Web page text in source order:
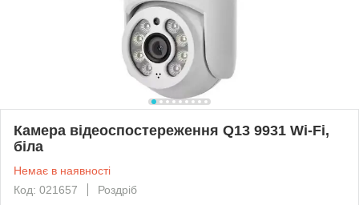
Камера відеоспостереження Q13 9931 Wi-Fi,
біла
Немає в наявності
Код: 021657
Роздріб